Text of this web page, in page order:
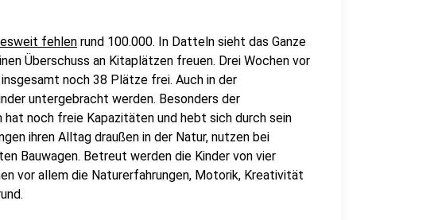
fehlen rund 100.000. In Datteln sieht das Ganze
Überschuss an Kitaplätzen freuen. Drei Wochen vor
noch 38 Plätze frei. Auch in der
untergebracht werden. Besonders der
hat noch freie Kapazitäten und hebt sich durch sein
ihren Alltag draußen in der Natur, nutzen bei
Bauwagen. Betreut werden die Kinder von vier
vor allem die Naturerfahrungen, Motorik, Kreativität